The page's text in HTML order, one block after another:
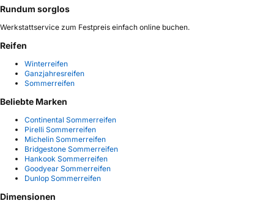
Rundum sorglos
Werkstattservice zum Festpreis einfach online buchen.
Reifen
Winterreifen
Ganzjahresreifen
Sommerreifen
Beliebte Marken
Continental Sommerreifen
Pirelli Sommerreifen
Michelin Sommerreifen
Bridgestone Sommerreifen
Hankook Sommerreifen
Goodyear Sommerreifen
Dunlop Sommerreifen
Dimensionen